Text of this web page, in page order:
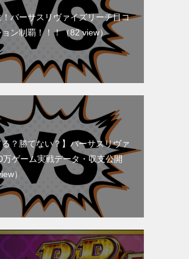
バーサスリヴァイズリーチ目コ
ョン制覇！！！（82 view）
る？勝てない？】バーサスリヴァ
万ゲーム実戦データ・収支公開
）